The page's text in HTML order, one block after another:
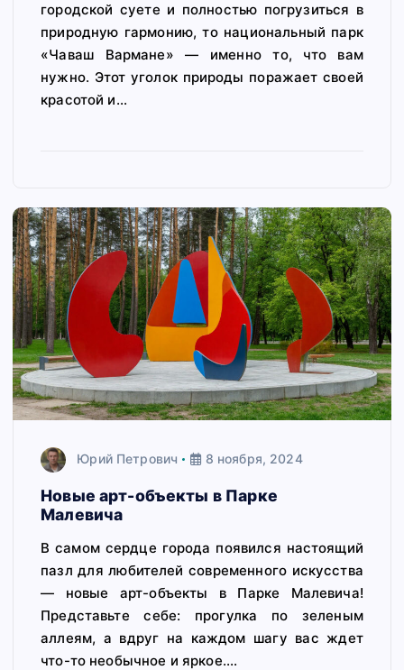
городской суете и полностью погрузиться в
природную гармонию, то национальный парк
«Чаваш Вармане» — именно то, что вам
нужно. Этот уголок природы поражает своей
красотой и…
Юрий Петрович 8 ноября, 2024
Новые арт-объекты в Парке
Малевича
В самом сердце города появился настоящий
пазл для любителей современного искусства
— новые арт-объекты в Парке Малевича!
Представьте себе: прогулка по зеленым
аллеям, а вдруг на каждом шагу вас ждет
что-то необычное и яркое.…